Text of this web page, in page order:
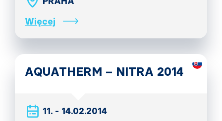
Więcej
AQUATHERM – NITRA 2014
11. - 14.02.2014